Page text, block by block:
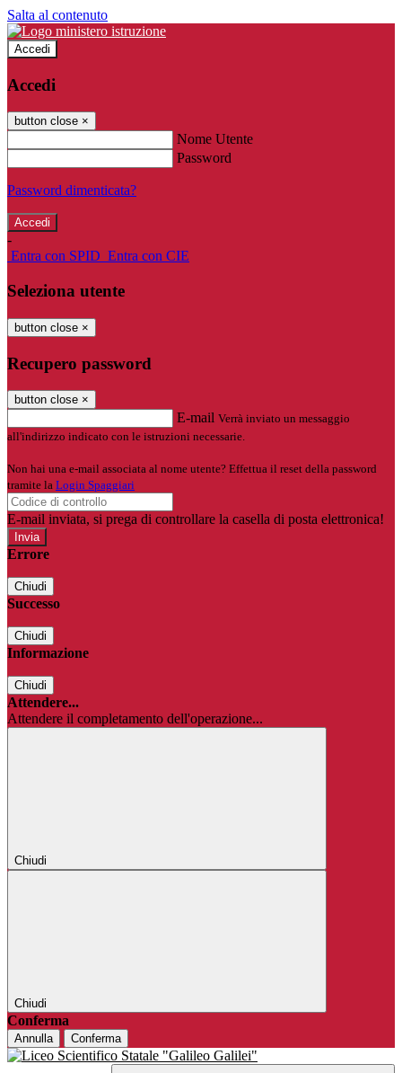
Salta al contenuto
Accedi
Accedi
button close ×
Nome Utente
Password
Password dimenticata?
-
Entra con SPID Entra con CIE
Seleziona utente
button close ×
Recupero password
button close ×
E-mail Verrà inviato un messaggio
all'indirizzo indicato con le istruzioni necessarie.
Non hai una e-mail associata al nome utente? Effettua il reset della password
tramite la Login Spaggiari
E-mail inviata, si prega di controllare la casella di posta elettronica!
Errore
Chiudi
Successo
Chiudi
Informazione
Chiudi
Attendere...
Attendere il completamento dell'operazione...
Chiudi
Chiudi
Conferma
Annulla Conferma